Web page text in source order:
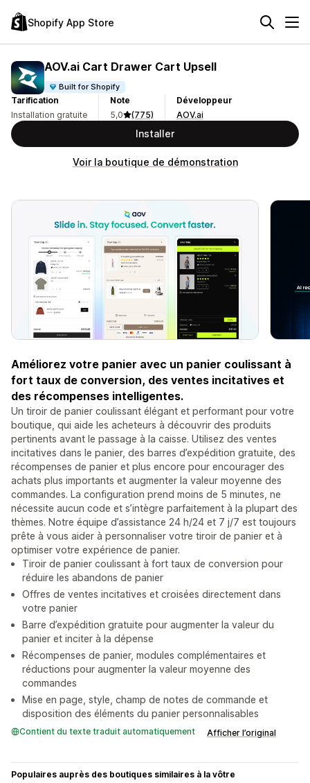
Shopify App Store
AOV.ai Cart Drawer Cart Upsell
Built for Shopify
Tarification
Installation gratuite
Note
5,0
(775)
Développeur
AOV.ai
Installer
Voir la boutique de démonstration
Améliorez votre panier avec un panier coulissant à
fort taux de conversion, des ventes incitatives et
des récompenses intelligentes.
Un tiroir de panier coulissant élégant et performant pour votre
boutique, qui aide les acheteurs à découvrir des produits
pertinents avant le passage à la caisse. Utilisez des ventes
incitatives dans le panier, des barres d’expédition gratuite, des
récompenses de panier et plus encore pour encourager des
achats plus importants et augmenter la valeur moyenne des
commandes. La configuration prend moins de 5 minutes, ne
nécessite aucun code et s’intègre parfaitement à la plupart des
thèmes. Notre équipe d’assistance 24 h/24 et 7 j/7 est toujours
prête à vous aider à personnaliser votre tiroir de panier et à
optimiser votre expérience de panier.
Tiroir de panier coulissant à fort taux de conversion pour
réduire les abandons de panier
Offres de ventes incitatives et croisées directement dans
votre panier
Barre d’expédition gratuite pour augmenter la valeur du
panier et inciter à la dépense
Récompenses de panier, modules complémentaires et
réductions pour augmenter la valeur moyenne des
commandes
Mise en page, style, champ de notes de commande et
disposition des éléments du panier personnalisables
Contient du texte traduit automatiquement Afficher l’original
Populaires auprès des boutiques similaires à la vôtre